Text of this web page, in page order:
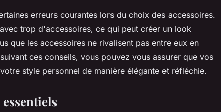
erreurs courantes lors du choix des accessoires.
trop d'accessoires, ce qui peut créer un look
que les accessoires ne rivalisent pas entre eux en
ces conseils, vous pouvez vous assurer que vos
style personnel de manière élégante et réfléchie.